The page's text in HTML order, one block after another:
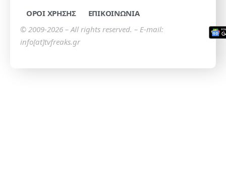
ΟΡΟΙ ΧΡΗΣΗΣ
ΕΠΙΚΟΙΝΩΝΙΑ
© 2009-2026 – All rights reserved. – E-mail:
info[at]tvfreaks.gr